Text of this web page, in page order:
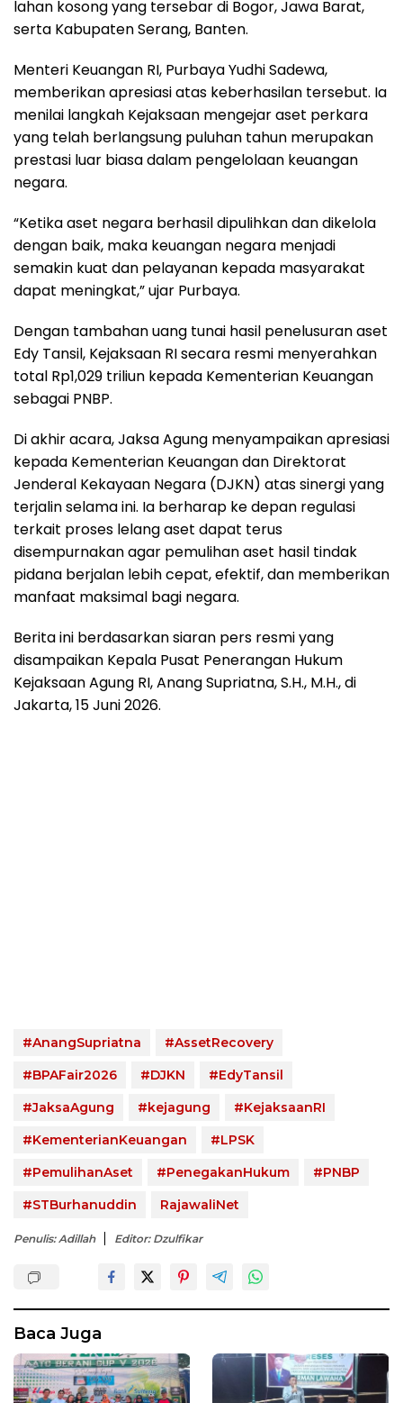
lahan kosong yang tersebar di Bogor, Jawa Barat,
serta Kabupaten Serang, Banten.
Menteri Keuangan RI, Purbaya Yudhi Sadewa,
memberikan apresiasi atas keberhasilan tersebut. Ia
menilai langkah Kejaksaan mengejar aset perkara
yang telah berlangsung puluhan tahun merupakan
prestasi luar biasa dalam pengelolaan keuangan
negara.
“Ketika aset negara berhasil dipulihkan dan dikelola
dengan baik, maka keuangan negara menjadi
semakin kuat dan pelayanan kepada masyarakat
dapat meningkat,” ujar Purbaya.
Dengan tambahan uang tunai hasil penelusuran aset
Edy Tansil, Kejaksaan RI secara resmi menyerahkan
total Rp1,029 triliun kepada Kementerian Keuangan
sebagai PNBP.
Di akhir acara, Jaksa Agung menyampaikan apresiasi
kepada Kementerian Keuangan dan Direktorat
Jenderal Kekayaan Negara (DJKN) atas sinergi yang
terjalin selama ini. Ia berharap ke depan regulasi
terkait proses lelang aset dapat terus
disempurnakan agar pemulihan aset hasil tindak
pidana berjalan lebih cepat, efektif, dan memberikan
manfaat maksimal bagi negara.
Berita ini berdasarkan siaran pers resmi yang
disampaikan Kepala Pusat Penerangan Hukum
Kejaksaan Agung RI, Anang Supriatna, S.H., M.H., di
Jakarta, 15 Juni 2026.
#AnangSupriatna
#AssetRecovery
#BPAFair2026
#DJKN
#EdyTansil
#JaksaAgung
#kejagung
#KejaksaanRI
#KementerianKeuangan
#LPSK
#PemulihanAset
#PenegakanHukum
#PNBP
#STBurhanuddin
RajawaliNet
Penulis: Adillah Editor: Dzulfikar
Baca Juga